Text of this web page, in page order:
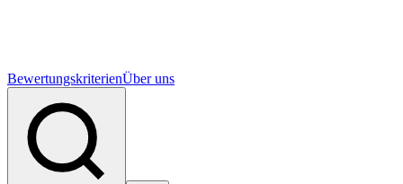
BewertungskriterienÜber uns